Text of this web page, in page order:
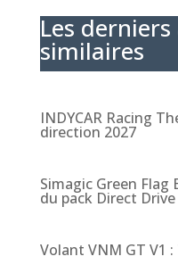
Les
similaires
INDYCAR Racing
direction 2027
Simagic Green
du pack Direct Drive
Volant VNM GT V1